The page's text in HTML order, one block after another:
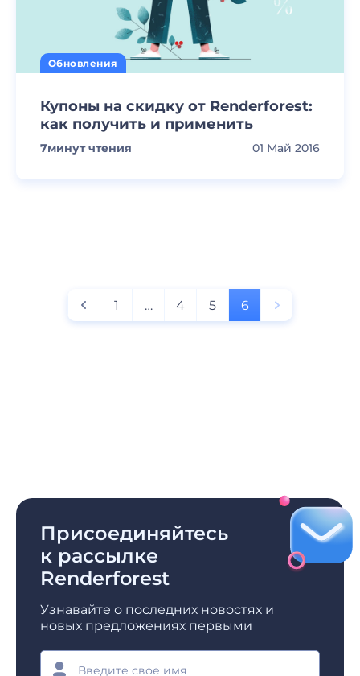
Обновления
Купоны на скидку от Renderforest:
как получить и применить
7минут чтения 01 Май 2016
1 … 4 5 6
Присоединяйтесь
к рассылке
Renderforest
Узнавайте о последних новостях и
новых предложениях первыми